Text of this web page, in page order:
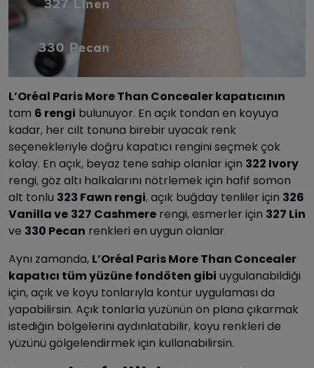
L’Oréal Paris More Than Concealer kapatıcının
tam 6 rengi bulunuyor. En açık tondan en koyuya
kadar, her cilt tonuna birebir uyacak renk
seçenekleriyle doğru kapatıcı rengini seçmek çok
kolay. En açık, beyaz tene sahip olanlar için 322 Ivory
rengi, göz altı halkalarını nötrlemek için hafif somon
alt tonlu 323 Fawn rengi, açık buğday tenliler için 326
Vanilla ve 327 Cashmere rengi, esmerler için 327 Lin
ve 330 Pecan renkleri en uygun olanlar.
Aynı zamanda, L’Oréal Paris More Than Concealer
kapatıcı tüm yüzüne fondöten gibi uygulanabildiği
için, açık ve koyu tonlarıyla kontür uygulaması da
yapabilirsin. Açık tonlarla yüzünün ön plana çıkarmak
istediğin bölgelerini aydınlatabilir, koyu renkleri de
yüzünü gölgelendirmek için kullanabilirsin.